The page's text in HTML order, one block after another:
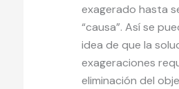
exagerado hasta
“causa”. Así se
idea de que la
exageraciones
eliminación del